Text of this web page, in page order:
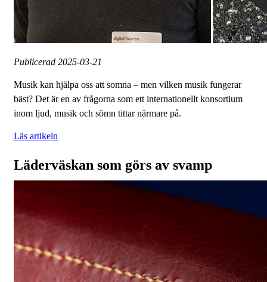
Publicerad 2025-03-21
Musik kan hjälpa oss att somna – men vilken musik fungerar
bäst? Det är en av frågorna som ett internationellt konsortium
inom ljud, musik och sömn tittar närmare på.
Läs artikeln
Läderväskan som görs av svamp